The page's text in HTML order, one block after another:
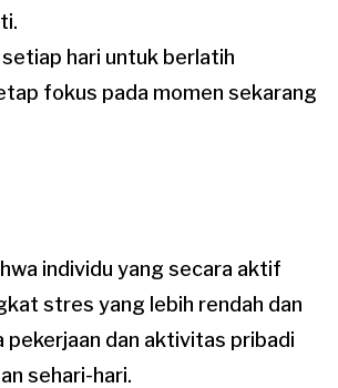
hari untuk berlatih
fokus pada momen sekarang
individu yang secara aktif
stres yang lebih rendah dan
pekerjaan dan aktivitas pribadi
sehari-hari.